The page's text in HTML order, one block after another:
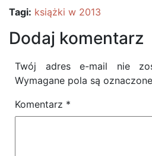
Tagi: książki w 2013
Dodaj komentarz
Twój adres e-mail nie
Wymagane pola są oznaczone
Komentarz *